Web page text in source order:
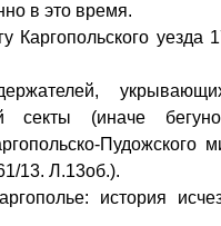
в это время.
Каргопольского уезда
секты (иначе
Пудожского
13. Л.13об.).
история